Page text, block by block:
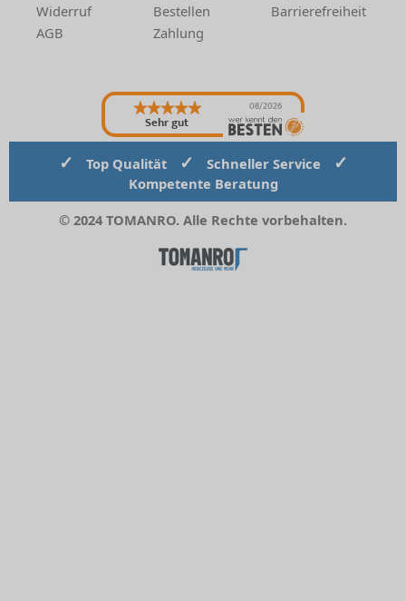
Widerruf
AGB
Bestellen
Zahlung
Barrierefreiheit
Sehr gut
08/2026
✓ Top Qualität ✓ Schneller Service ✓
Kompetente Beratung
© 2024 TOMANRO. Alle Rechte vorbehalten.